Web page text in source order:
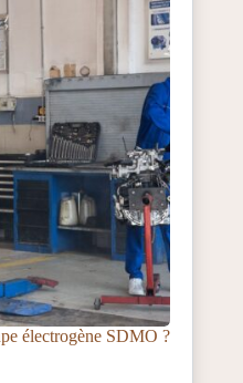
électrogène SDMO ?